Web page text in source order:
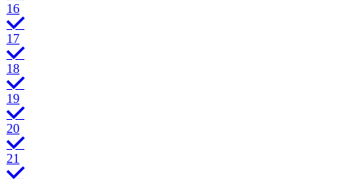
16
17
18
19
20
21